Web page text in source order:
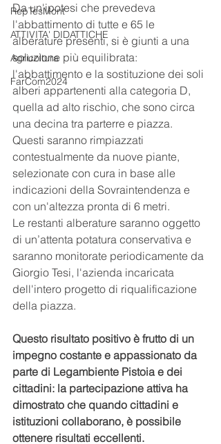
RepTesMont
ATTIVITA' DIDATTICHE
Agricoltura
FarCom2024
Da un'ipotesi che prevedeva
l'abbattimento di tutte e 65 le
alberature presenti, si è giunti a una
soluzione più equilibrata:
l'abbattimento e la sostituzione dei soli
alberi appartenenti alla categoria D,
quella ad alto rischio, che sono circa
una decina tra parterre e piazza.
Questi saranno rimpiazzati
contestualmente da nuove piante,
selezionate con cura in base alle
indicazioni della Sovraintendenza e
con un'altezza pronta di 6 metri.
Le restanti alberature saranno oggetto
di un’attenta potatura conservativa e
saranno monitorate periodicamente da
Giorgio Tesi, l'azienda incaricata
dell'intero progetto di riqualificazione
della piazza.
Questo risultato positivo è frutto di un
impegno costante e appassionato da
parte di Legambiente Pistoia e dei
cittadini: la partecipazione attiva ha
dimostrato che quando cittadini e
istituzioni collaborano, è possibile
ottenere risultati eccellenti.